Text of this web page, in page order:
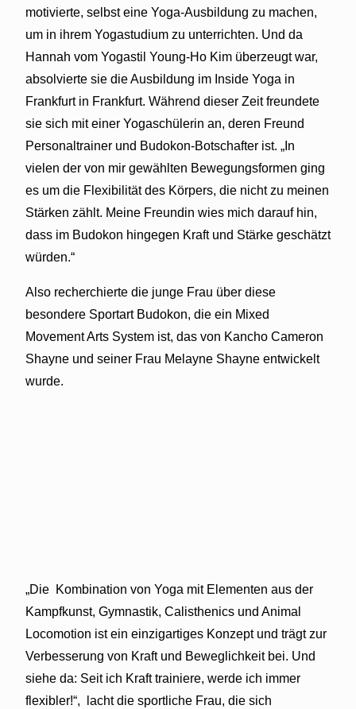
motivierte, selbst eine Yoga-Ausbildung zu machen,
um in ihrem Yogastudium zu unterrichten. Und da
Hannah vom Yogastil Young-Ho Kim überzeugt war,
absolvierte sie die Ausbildung im Inside Yoga in
Frankfurt in Frankfurt. Während dieser Zeit freundete
sie sich mit einer Yogaschülerin an, deren Freund
Personaltrainer und Budokon-Botschafter ist. „In
vielen der von mir gewählten Bewegungsformen ging
es um die Flexibilität des Körpers, die nicht zu meinen
Stärken zählt. Meine Freundin wies mich darauf hin,
dass im Budokon hingegen Kraft und Stärke geschätzt
würden.“
Also recherchierte die junge Frau über diese
besondere Sportart Budokon, die ein Mixed
Movement Arts System ist, das von Kancho Cameron
Shayne und seiner Frau Melayne Shayne entwickelt
wurde.
„Die Kombination von Yoga mit Elementen aus der
Kampfkunst, Gymnastik, Calisthenics und Animal
Locomotion ist ein einzigartiges Konzept und trägt zur
Verbesserung von Kraft und Beweglichkeit bei. Und
siehe da: Seit ich Kraft trainiere, werde ich immer
flexibler!“,
lacht die sportliche Frau, die sich